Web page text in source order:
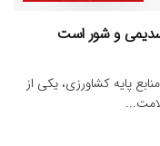
پایه کشاورزی، یکی از